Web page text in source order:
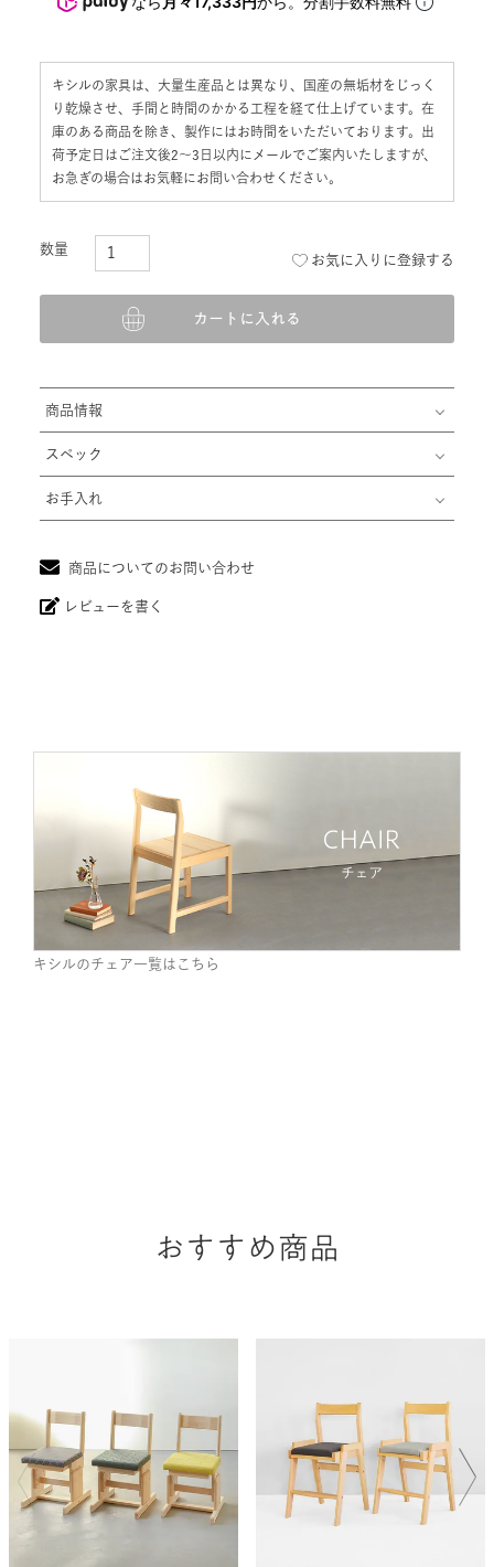
キシルの家具は、大量生産品とは異なり、国産の無垢材をじっく
り乾燥させ、手間と時間のかかる工程を経て仕上げています。在
庫のある商品を除き、製作にはお時間をいただいております。出
荷予定日はご注文後2〜3日以内にメールでご案内いたしますが、
お急ぎの場合はお気軽にお問い合わせください。
お気に入りに登録する
カートに入れる
商品情報
スペック
お手入れ
商品についてのお問い合わせ
レビューを書く
キシルのチェア一覧はこちら
おすすめ商品